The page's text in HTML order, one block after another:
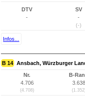
DTV
-
SV
-
(-)
Infos...
B 14 Ansbach, Würzburger
Nr.
4.706
(4.708)
B-
3.638